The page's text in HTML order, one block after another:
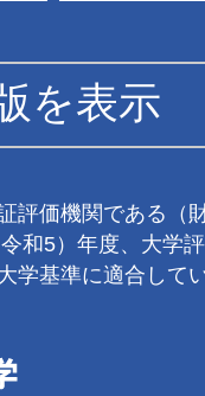
を表示
評価機関である（
和5）年度、大学
学基準に適合して